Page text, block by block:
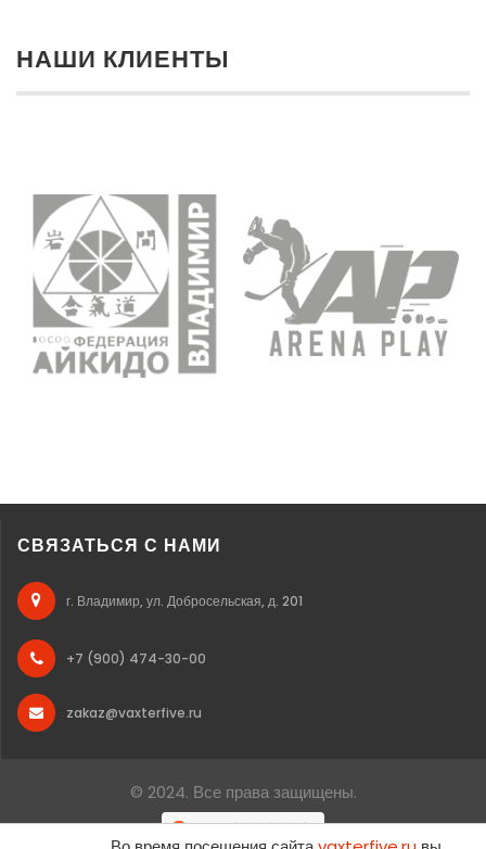
НАШИ КЛИЕНТЫ
СВЯЗАТЬСЯ С НАМИ
г. Владимир, ул. Добросельская, д. 201
+7 (900) 474-30-00
zakaz@vaxterfive.ru
© 2024. Все права защищены.